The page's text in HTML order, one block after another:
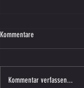
Kommentare
Kommentar verfassen...